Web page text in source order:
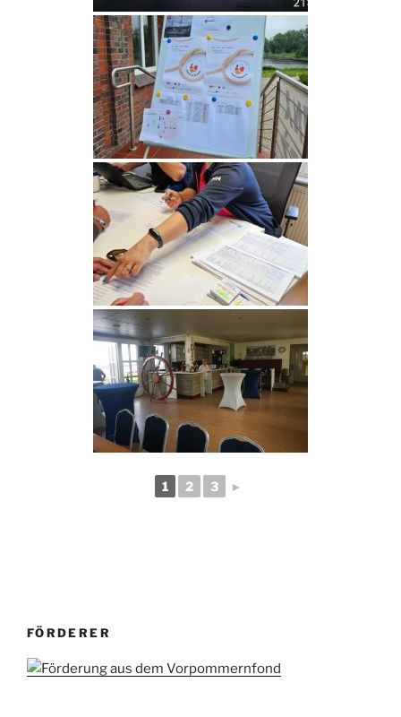
1 2 3 ►
FÖRDERER